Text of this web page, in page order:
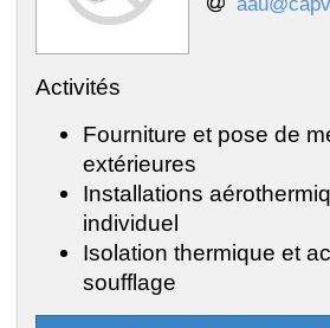
Activités
Fourniture et pose de
extérieures
Installations
individuel
Isolation thermique et
soufflage